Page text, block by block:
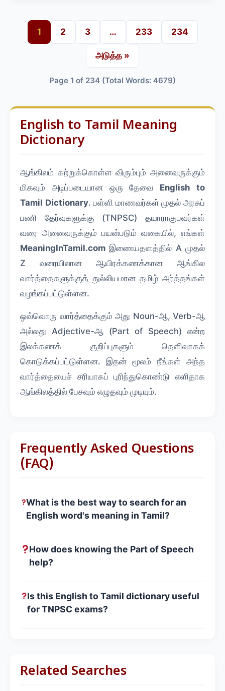
1 2 3 … 233 234
அடுத்த »
Page 1 of 234 (Total Words: 4679)
English to Tamil Meaning
Dictionary
ஆங்கிலம் கற்றுக்கொள்ள விரும்பும் அனைவருக்கும்
மிகவும் அடிப்படையான ஒரு தேவை English to
Tamil Dictionary. பள்ளி மாணவர்கள் முதல் அரசுப்
பணி தேர்வுகளுக்கு (TNPSC) தயாராகுபவர்கள்
வரை அனைவருக்கும் பயன்படும் வகையில், எங்கள்
MeaningInTamil.com இணையதளத்தில் A முதல்
Z வரையிலான ஆயிரக்கணக்கான ஆங்கில
வார்த்தைகளுக்குத் துல்லியமான தமிழ் அர்த்தங்கள்
வழங்கப்பட்டுள்ளன.
ஒவ்வொரு வார்த்தைக்கும் அது Noun-ஆ, Verb-ஆ
அல்லது Adjective-ஆ (Part of Speech) என்ற
இலக்கணக் குறிப்புகளும் தெளிவாகக்
கொடுக்கப்பட்டுள்ளன. இதன் மூலம் நீங்கள் அந்த
வார்த்தையைச் சரியாகப் புரிந்துகொண்டு எளிதாக
ஆங்கிலத்தில் பேசவும் எழுதவும் முடியும்.
Frequently Asked Questions
(FAQ)
What is the best way to search for an
English word's meaning in Tamil?
How does knowing the Part of Speech
help?
Is this English to Tamil dictionary useful
for TNPSC exams?
Related Searches